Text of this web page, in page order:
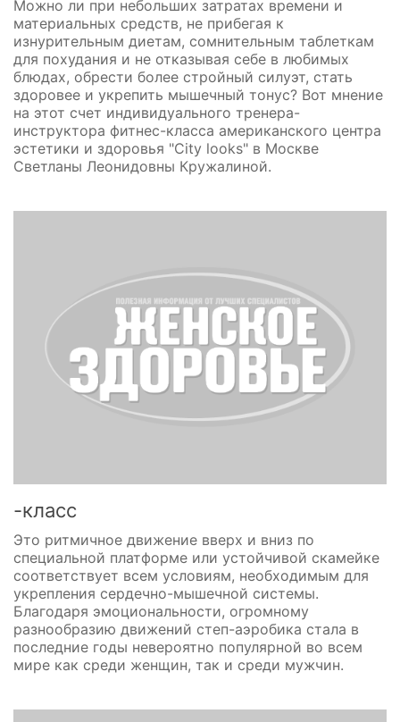
Можно ли при небольших затратах времени и
материальных средств, не прибегая к
изнурительным диетам, сомнительным таблеткам
для похудания и не отказывая себе в любимых
блюдах, обрести более стройный силуэт, стать
здоровее и укрепить мышечный тонус? Вот мнение
на этот счет индивидуального тренера-
инструктора фитнес-класса американского центра
эстетики и здоровья "City looks" в Москве
Светланы Леонидовны Кружалиной.
-класс
Это ритмичное движение вверх и вниз по
специальной платформе или устойчивой скамейке
соответствует всем условиям, необходимым для
укрепления сердечно-мышечной системы.
Благодаря эмоциональности, огромному
разнообразию движений степ-аэробика стала в
последние годы невероятно популярной во всем
мире как среди женщин, так и среди мужчин.